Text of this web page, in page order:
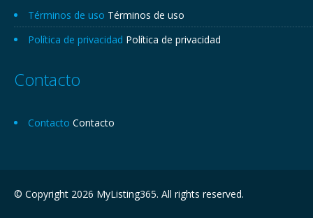
Términos de uso Términos de uso
Política de privacidad Política de privacidad
Contacto
Contacto Contacto
© Copyright 2026 MyListing365. All rights reserved.